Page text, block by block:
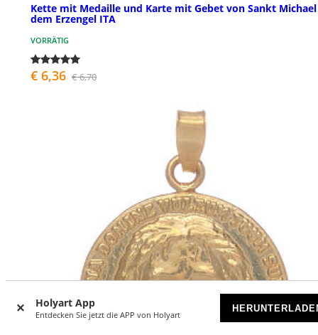
Holyart App
Entdecken Sie jetzt die APP von Holyart
Kette mit Medaille und Karte mit Gebet von Sankt Michael
dem Erzengel ITA
VORRÄTIG
€ 6,36 € 6,70